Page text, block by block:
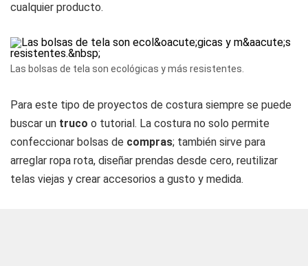
cualquier producto.
Las bolsas de tela son ecológicas y más resistentes.
Para este tipo de proyectos de costura siempre se puede
buscar un truco o tutorial. La costura no solo permite
confeccionar bolsas de compras; también sirve para
arreglar ropa rota, diseñar prendas desde cero, reutilizar
telas viejas y crear accesorios a gusto y medida.